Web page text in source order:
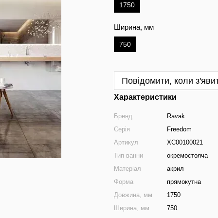
1750
Ширина, мм
750
Повідомити, коли
Характеристики
Бренд
Ravak
Серія
Freedom
Артикул
XC00100021
Тип ванни
окремостояча
Матеріал
акрил
Форма
прямокутна
Довжина, мм
1750
Ширина, мм
750